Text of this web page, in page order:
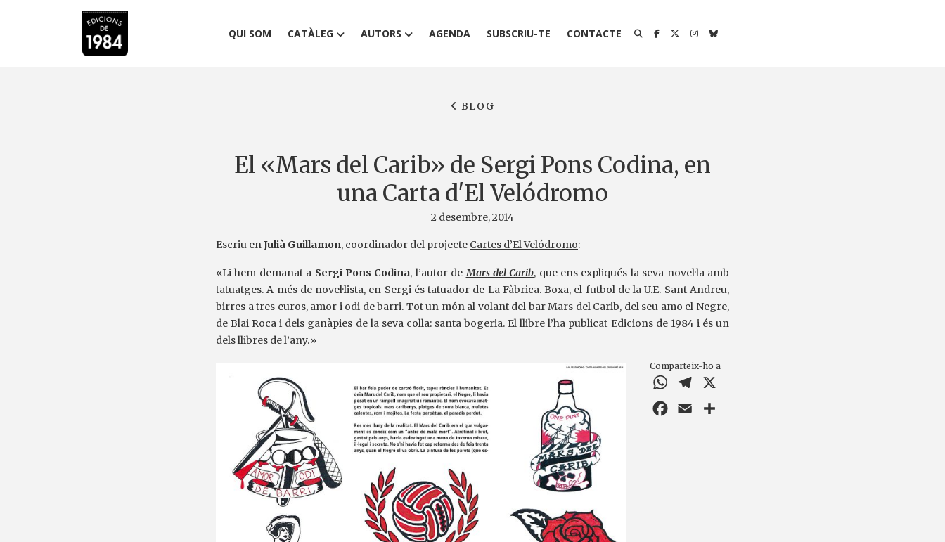
QUI SOM CATÀLEG AUTORS AGENDA SUBSCRIU-TE CONTACTE
BLOG
El «Mars del Carib» de Sergi Pons Codina, en
una Carta d'El Velódromo
2 desembre, 2014
Escriu enJulià Guillamon, coordinador del projecte Cartes d’El Velódromo:
«Li hem demanat a Sergi Pons Codina, l’autor deMars del Carib, que ens expliqués la seva novel·la amb
tatuatges. A més de novel·lista, en Sergi és tatuador de La Fàbrica. Boxa, el futbol de la U.E. Sant Andreu,
birres a tres euros, amor i odi de barri. Tot un món al volant del bar Mars del Carib, del seu amo el Negre,
de Blai Roca i dels ganàpies de la seva colla: santa bogeria. El llibre l’ha publicat Edicions de 1984 i és un
dels llibres de l’any.»
Comparteix-ho a
WhatsAppTelegram
Facebook
Email